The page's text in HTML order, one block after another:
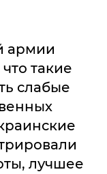
армии
такие
слабые
лучшее